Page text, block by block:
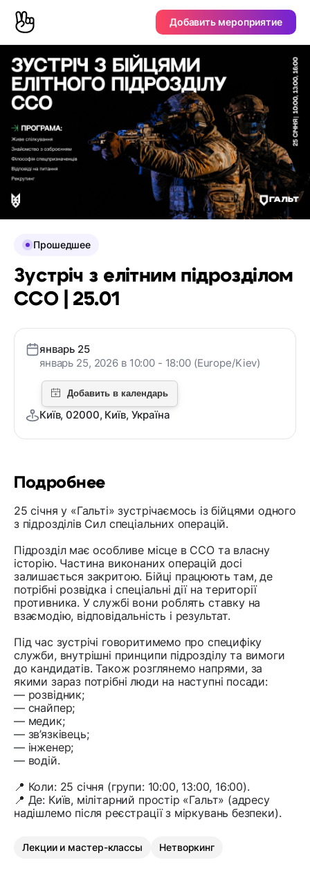
Добавить мероприятие
Подробнее
25 січня у «Гальті» зустрічаємось із бійцями одного
з підрозділів Сил спеціальних операцій.
Підрозділ має особливе місце в ССО та власну
історію. Частина виконаних операцій досі
залишається закритою. Бійці працюють там, де
потрібні розвідка і спеціальні дії на території
противника. У службі вони роблять ставку на
взаємодію, відповідальність і результат.
Під час зустрічі говоритимемо про специфіку
служби, внутрішні принципи підрозділу та вимоги
до кандидатів. Також розглянемо напрями, за
якими зараз потрібні люди на наступні посади:
— розвідник;
— снайпер;
— медик;
— зв’язківець;
— інженер;
— водій.
📍 Коли: 25 січня (групи: 10:00, 13:00, 16:00).
📍 Де: Київ, мілітарний простір «Гальт» (адресу
надішлемо після реєстрації з міркувань безпеки).
Лекции и мастер-классы Нетворкинг
Прошедшее
Зустріч з елітним підрозділом
ССО | 25.01
январь 25
январь 25, 2026 в 10:00 - 18:00 (Europe/Kiev)
Київ, 02000, Київ, Україна